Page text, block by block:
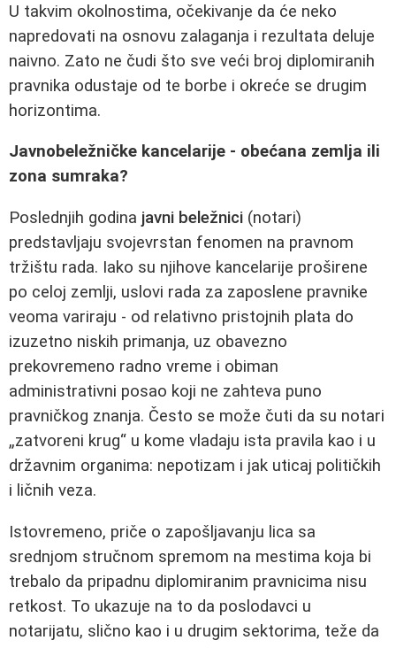
U takvim okolnostima, očekivanje da će neko
napredovati na osnovu zalaganja i rezultata deluje
naivno. Zato ne čudi što sve veći broj diplomiranih
pravnika odustaje od te borbe i okreće se drugim
horizontima.
Javnobeležničke kancelarije - obećana zemlja ili
zona sumraka?
Poslednjih godina javni beležnici (notari)
predstavljaju svojevrstan fenomen na pravnom
tržištu rada. Iako su njihove kancelarije proširene
po celoj zemlji, uslovi rada za zaposlene pravnike
veoma variraju - od relativno pristojnih plata do
izuzetno niskih primanja, uz obavezno
prekovremeno radno vreme i obiman
administrativni posao koji ne zahteva puno
pravničkog znanja. Često se može čuti da su notari
„zatvoreni krug“ u kome vladaju ista pravila kao i u
državnim organima: nepotizam i jak uticaj političkih
i ličnih veza.
Istovremeno, priče o zapošljavanju lica sa
srednjom stručnom spremom na mestima koja bi
trebalo da pripadnu diplomiranim pravnicima nisu
retkost. To ukazuje na to da poslodavci u
notarijatu, slično kao i u drugim sektorima, teže da